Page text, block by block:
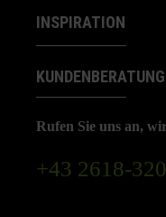
INSPIRATION
KUNDENBERATUNG
Rufen Sie uns an,
+43 2618-